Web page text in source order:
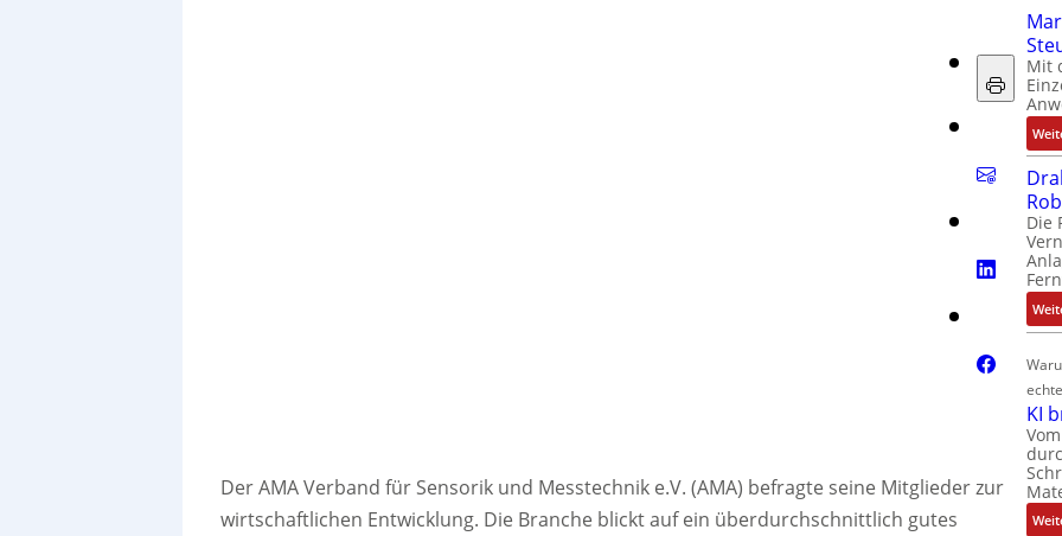
Der AMA Verband für Sensorik und Messtechnik e.V. (AMA) befragte seine Mitglieder zur
wirtschaftlichen Entwicklung. Die Branche blickt auf ein überdurchschnittlich gutes
Mit
Die
KI